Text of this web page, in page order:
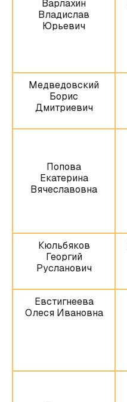
Варлахин
Владислав
Юрьевич
Медведовский
Борис
Дмитриевич
Попова
Екатерина
Вячеславовна
Кюльбяков
Георгий
Русланович
Евстигнеева
Олеся Ивановна